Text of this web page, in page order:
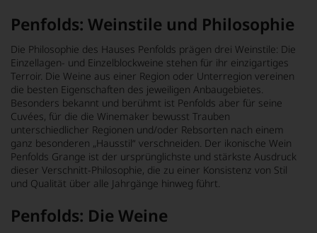
Penfolds: Weinstile und Philosophie
Die Philosophie des Hauses Penfolds prägen drei Weinstile: Die
Einzellagen- und Einzelblockweine stehen für ihr einzigartiges
Terroir. Die Weine aus einer Region oder Unterregion vereinen
die besten Eigenschaften des jeweiligen Anbaugebietes.
Besonders bekannt und berühmt ist Penfolds aber für seine
Cuvées, für die die Winemaker bewusst Trauben
unterschiedlicher Regionen und/oder Rebsorten nach einem
ganz besonderen „Hausstil“ verschneiden. Der ikonische Wein
Penfolds Grange ist der ursprünglichste und stärkste Ausdruck
dieser Verschnitt-Philosophie, die zu einer Konsistenz von Stil
und Qualität über alle Jahrgänge hinweg führt.
Penfolds: Die Weine